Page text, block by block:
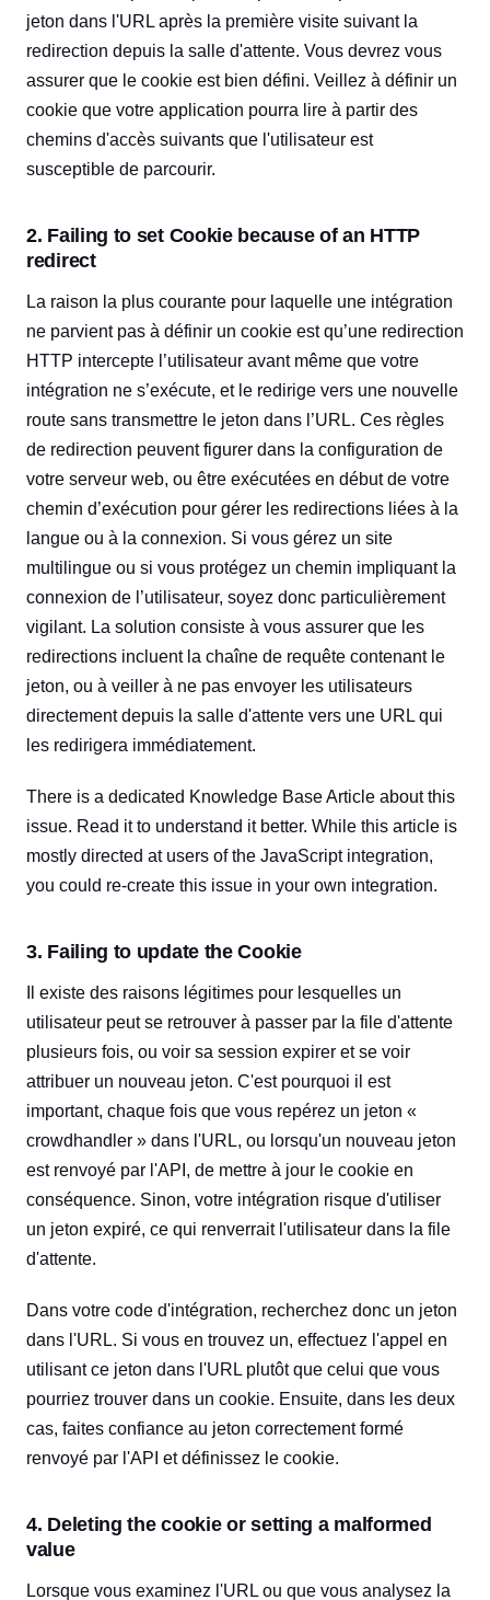
jeton dans l'URL après la première visite suivant la
redirection depuis la salle d'attente. Vous devrez vous
assurer que le cookie est bien défini. Veillez à définir un
cookie que votre application pourra lire à partir des
chemins d'accès suivants que l'utilisateur est
susceptible de parcourir.
2. Failing to set Cookie because of an HTTP
redirect
La raison la plus courante pour laquelle une intégration
ne parvient pas à définir un cookie est qu’une redirection
HTTP intercepte l’utilisateur avant même que votre
intégration ne s’exécute, et le redirige vers une nouvelle
route sans transmettre le jeton dans l’URL. Ces règles
de redirection peuvent figurer dans la configuration de
votre serveur web, ou être exécutées en début de votre
chemin d’exécution pour gérer les redirections liées à la
langue ou à la connexion. Si vous gérez un site
multilingue ou si vous protégez un chemin impliquant la
connexion de l’utilisateur, soyez donc particulièrement
vigilant. La solution consiste à vous assurer que les
redirections incluent la chaîne de requête contenant le
jeton, ou à veiller à ne pas envoyer les utilisateurs
directement depuis la salle d'attente vers une URL qui
les redirigera immédiatement.
There is a dedicated Knowledge Base Article about this
issue. Read it to understand it better. While this article is
mostly directed at users of the JavaScript integration,
you could re-create this issue in your own integration.
3. Failing to update the Cookie
Il existe des raisons légitimes pour lesquelles un
utilisateur peut se retrouver à passer par la file d'attente
plusieurs fois, ou voir sa session expirer et se voir
attribuer un nouveau jeton. C'est pourquoi il est
important, chaque fois que vous repérez un jeton «
crowdhandler » dans l'URL, ou lorsqu'un nouveau jeton
est renvoyé par l'API, de mettre à jour le cookie en
conséquence. Sinon, votre intégration risque d'utiliser
un jeton expiré, ce qui renverrait l'utilisateur dans la file
d'attente.
Dans votre code d'intégration, recherchez donc un jeton
dans l'URL. Si vous en trouvez un, effectuez l'appel en
utilisant ce jeton dans l'URL plutôt que celui que vous
pourriez trouver dans un cookie. Ensuite, dans les deux
cas, faites confiance au jeton correctement formé
renvoyé par l'API et définissez le cookie.
4. Deleting the cookie or setting a malformed
value
Lorsque vous examinez l'URL ou que vous analysez la